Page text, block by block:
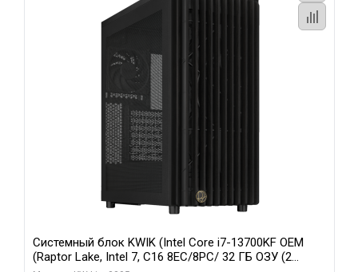
Системный блок KWIK (Intel Core i7-13700KF OEM
(Raptor Lake, Intel 7, C16 8EC/8PC/ 32 ГБ ОЗУ (2